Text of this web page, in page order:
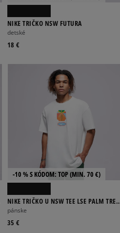
NIKE TRIČKO NSW FUTURA
detské
18 €
-10 % S KÓDOM: TOP (MIN. 70 €)
NIKE TRIČKO U NSW TEE LSE PALM TREE
NIKE
pánske
35 €